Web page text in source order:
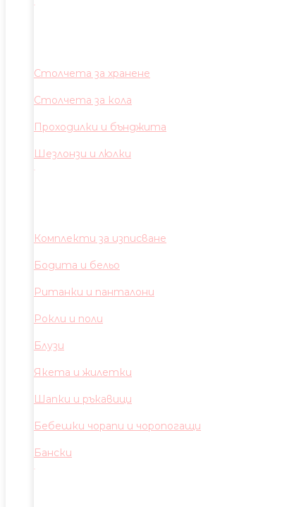
Столчета за хранене
Столчета за кола
Проходилки и бънджита
Шезлонзи и люлки
Комплекти за изписване
Бодита и бельо
Ританки и панталони
Рокли и поли
Блузи
Якета и жилетки
Шапки и ръкавици
Бебешки чорапи и чоропогащи
Бански